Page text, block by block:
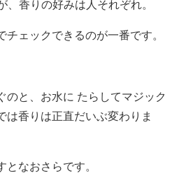
、香りの好みは人それぞれ。
チェックできるのが一番です。
のと、お水に たらしてマジック
は香りは正直だいぶ変わりま
となおさらです。